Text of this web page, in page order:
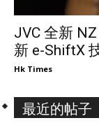
JVC 全新
新 e-ShiftX
Hk Times
最近的帖子